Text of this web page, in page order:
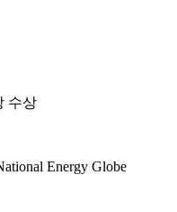
수상
Energy Globe